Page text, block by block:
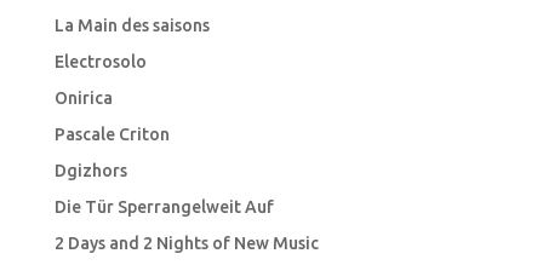
La Main des saisons
Electrosolo
Onirica
Pascale Criton
Dgizhors
Die Tür Sperrangelweit Auf
2 Days and 2 Nights of New Music